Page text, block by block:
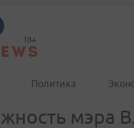
Политика
мэра